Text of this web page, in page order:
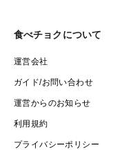
食べチョクについて
運営会社
ガイド/お問い合わせ
運営からのお知らせ
利用規約
プライバシーポリシー